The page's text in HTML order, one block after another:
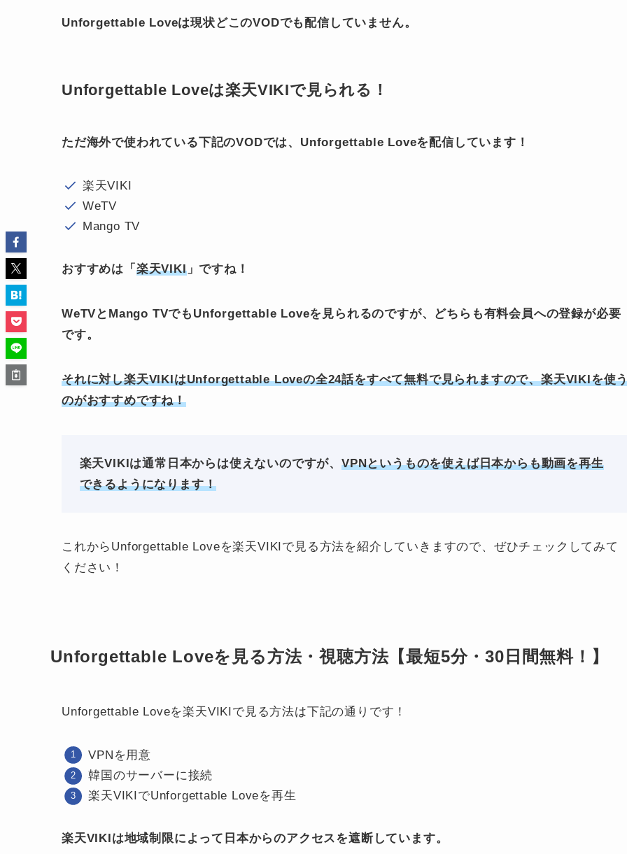
Unforgettable Loveは現状どこのVODでも配信していません。
Unforgettable Loveは楽天VIKIで見られる！
ただ海外で使われている下記のVODでは、Unforgettable Loveを配信しています！
楽天VIKI
WeTV
Mango TV
おすすめは「 楽天VIKI」ですね！
WeTVとMango TVでもUnforgettable Loveを見られるのですが、どちらも有料会員への登録が必要
です。
それに対し楽天VIKIはUnforgettable Loveの全24話をすべて無料で見られますので、楽天VIKIを使
のがおすすめですね！
楽天VIKIは通常日本からは使えないのですが、 VPNというものを使えば日本からも動画を再生
できるようになります！
これからUnforgettable Loveを楽天VIKIで見る方法を紹介していきますので、ぜひチェックしてみて
ください！
Unforgettable Loveを見る方法・視聴方法【最短5分・30日間無料！】
Unforgettable Loveを楽天VIKIで見る方法は下記の通りです！
VPNを用意
韓国のサーバーに接続
楽天VIKIでUnforgettable Loveを再生
楽天VIKIは地域制限によって日本からのアクセスを遮断しています。